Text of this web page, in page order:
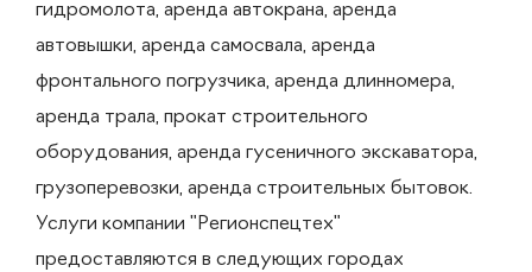
гидромолота, аренда автокрана, аренда
автовышки, аренда самосвала, аренда
фронтального погрузчика, аренда длинномера,
аренда трала, прокат строительного
оборудования, аренда гусеничного экскаватора,
грузоперевозки, аренда строительных бытовок.
Услуги компании "Регионспецтех"
предоставляются в следующих городах